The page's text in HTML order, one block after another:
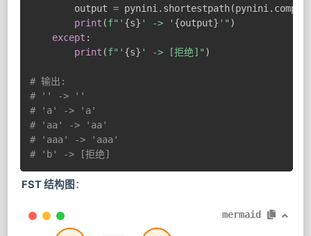
        output
= pynini . shortestpath(pynini .
print (f"' {s} ' -> ' {output} '" )
except :
print (f"' {s} ' -> [拒绝]" )
# 输出:
# '' -> ''
# 'a' -> 'a'
# 'aa' -> 'aa'
# 'aaa' -> 'aaa'
# 'b' -> [拒绝]
FST 结构图 ：
mermaid